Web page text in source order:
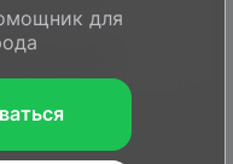
для